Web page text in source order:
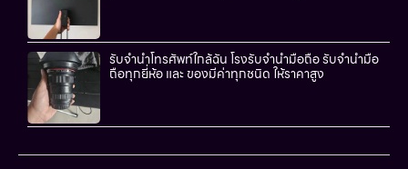
รับจำนำโทรศัพท์ใกล้ฉัน โรงรับจำนำมือถือ รับจำนำมือ
ถือทุกยี่ห้อ และ ของมีค่าทุกชนิด ให้ราคาสูง